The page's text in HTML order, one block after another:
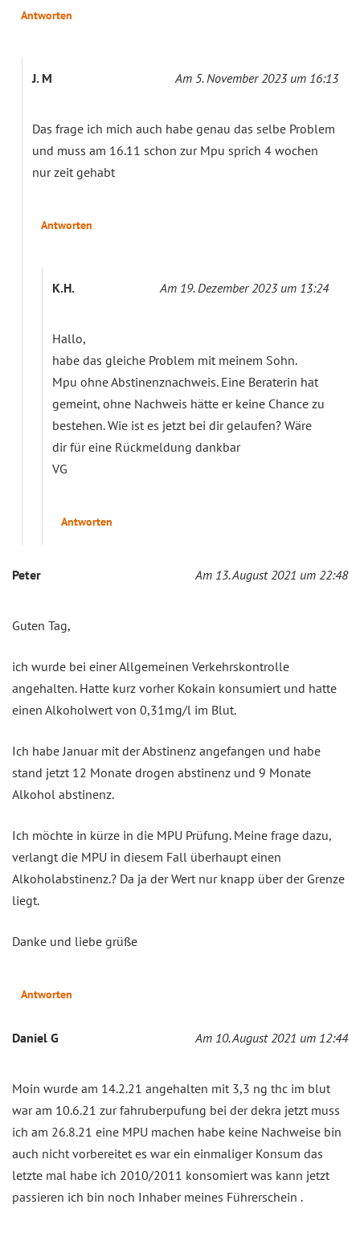
Antworten
J. M Am 5. November 2023 um 16:13
Das frage ich mich auch habe genau das selbe Problem
und muss am 16.11 schon zur Mpu sprich 4 wochen
nur zeit gehabt
Antworten
K.H. Am 19. Dezember 2023 um 13:24
Hallo,
habe das gleiche Problem mit meinem Sohn.
Mpu ohne Abstinenznachweis. Eine Beraterin hat
gemeint, ohne Nachweis hätte er keine Chance zu
bestehen. Wie ist es jetzt bei dir gelaufen? Wäre
dir für eine Rückmeldung dankbar
VG
Antworten
Peter Am 13. August 2021 um 22:48
Guten Tag,
ich wurde bei einer Allgemeinen Verkehrskontrolle
angehalten. Hatte kurz vorher Kokain konsumiert und hatte
einen Alkoholwert von 0,31mg/l im Blut.
Ich habe Januar mit der Abstinenz angefangen und habe
stand jetzt 12 Monate drogen abstinenz und 9 Monate
Alkohol abstinenz.
Ich möchte in kürze in die MPU Prüfung. Meine frage dazu,
verlangt die MPU in diesem Fall überhaupt einen
Alkoholabstinenz.? Da ja der Wert nur knapp über der Grenze
liegt.
Danke und liebe grüße
Antworten
Daniel G Am 10. August 2021 um 12:44
Moin wurde am 14.2.21 angehalten mit 3,3 ng thc im blut
war am 10.6.21 zur fahruberpufung bei der dekra jetzt muss
ich am 26.8.21 eine MPU machen habe keine Nachweise bin
auch nicht vorbereitet es war ein einmaliger Konsum das
letzte mal habe ich 2010/2011 konsomiert was kann jetzt
passieren ich bin noch Inhaber meines Führerschein .